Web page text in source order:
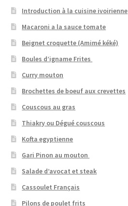
Introduction à la cuisine ivoirienne
Macaroni a la sauce tomate
Beignet croquette (Amimé kéké)
Boules d’igname Frites
Curry mouton
Brochettes de boeuf aux crevettes
Couscous au gras
Thiakry ou Dégué couscous
Kofta egyptienne
Gari Pinon au mouton
Salade d’avocat et steak
Cassoulet Français
Pilons de poulet frits